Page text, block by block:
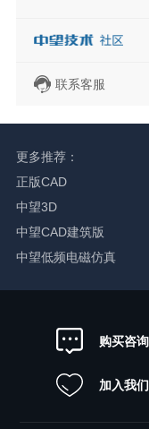
联系客服
更多推荐：
正版CAD
中望3D
中望CAD建筑版
中望低频电磁仿真
购买咨询
加入我们